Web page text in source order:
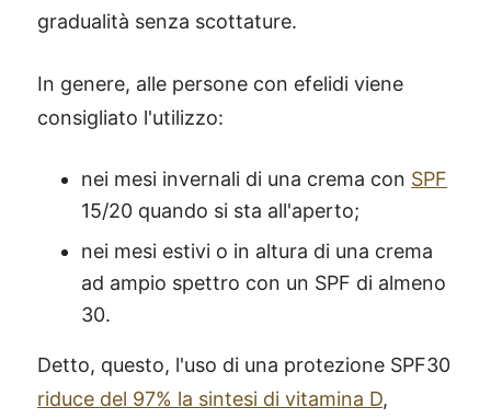
gradualità senza scottature.
In genere, alle persone con efelidi viene
consigliato l'utilizzo:
nei mesi invernali di una crema con SPF
15/20 quando si sta all'aperto;
nei mesi estivi o in altura di una crema
ad ampio spettro con un SPF di almeno
30.
Detto, questo, l'uso di una protezione SPF30
riduce del 97% la sintesi di vitamina D,